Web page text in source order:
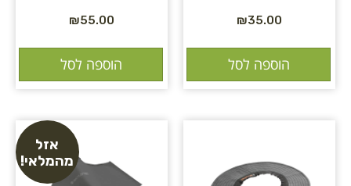
₪35.00
הוספה לסל
₪55.00
הוספה לסל
אזל
מהמלאי!